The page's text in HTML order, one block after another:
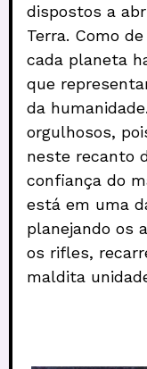
dispostos a
Terra. Como
cada planeta
que
da
orgulhosos,
neste recanto
confiança do
está em uma
planejando os
os rifles,
maldita